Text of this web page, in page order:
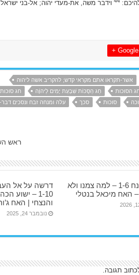
וידבר משה, את-מעדי יהוה; אל-בני
Google +
אשר-תקראו אתם מקראי קדש; להקריב אשה ליהוה
הסוכות
חַג הַסֻּכּוֹת שִׁבְעַת יָמִים לַיהוָֹה חג סוכות
סוכות סכך עלה ומנחה זבח ונסכים דבר-
ראש
ישעיה נח 1-6 – למה צמנו ולא
האח מיכאל בנטלי
דרשה על אל
1-10 – ישוע
והנצחי | האח
נובמבר 24, 2025
תגובה.